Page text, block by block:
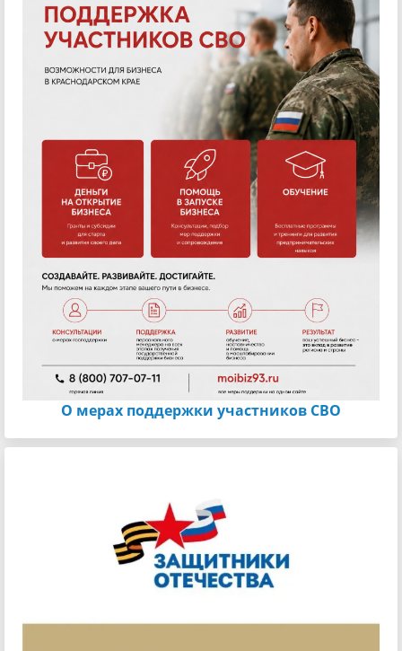
О мерах поддержки участников СВО